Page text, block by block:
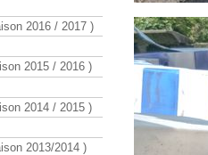
2016 / 2017 )
2015 / 2016 )
2014 / 2015 )
2013/2014 )